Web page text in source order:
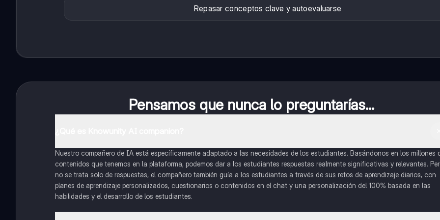
Repasar conceptos clave y autoevaluarse
Pensamos que nunca lo preguntarías...
Nuestro compañero de IA está específicamente adaptado a las necesidades de los estudiantes. Basándonos en los millones
contenidos que tenemos en la plataforma, podemos dar a los estudiantes respuestas realmente significativas y relevantes.
no se trata solo de respuestas, el compañero también guía a los estudiantes a través de sus retos de aprendizaje diarios, con
planes de aprendizaje personalizados, cuestionarios o contenidos en el chat y una personalización del 100% basada en las
habilidades y el desarrollo de los estudiantes.